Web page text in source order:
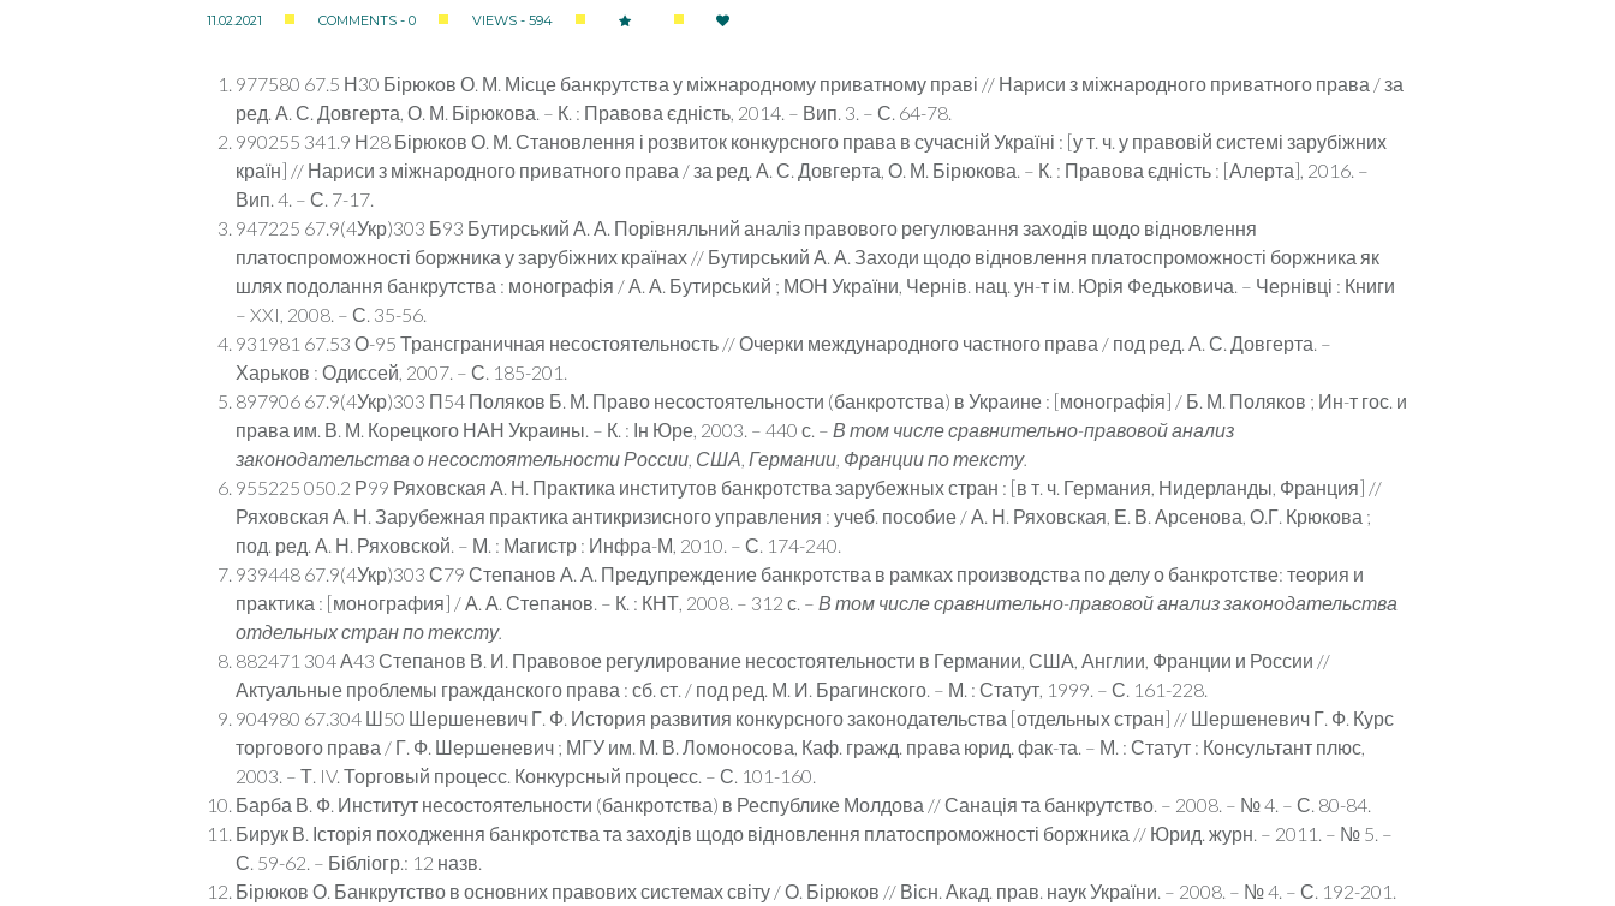
11.02.2021 COMMENTS - 0 VIEWS - 594
977580 67.5 Н30 Бірюков О. М. Місце банкрутства у міжнародному приватному праві // Нариси з міжнародного приватного права / за
ред. А. С. Довгерта, О. М. Бірюкова. – К. : Правова єдність, 2014. – Вип. 3. – С. 64-78.
990255 341.9 Н28 Бірюков О. М. Становлення і розвиток конкурсного права в сучасній Україні : [у т. ч. у правовій системі зарубіжних
країн] // Нариси з міжнародного приватного права / за ред. А. С. Довгерта, О. М. Бірюкова. – К. : Правова єдність : [Алерта], 2016. –
Вип. 4. – С. 7-17.
947225 67.9(4Укр)303 Б93 Бутирський А. А. Порівняльний аналіз правового регулювання заходів щодо відновлення
платоспроможності боржника у зарубіжних країнах // Бутирський А. А. Заходи щодо відновлення платоспроможності боржника як
шлях подолання банкрутства : монографія / А. А. Бутирський ; МОН України, Чернів. нац. ун-т ім. Юрія Федьковича. – Чернівці : Книги
– XXI, 2008. – С. 35-56.
931981 67.53 О-95 Трансграничная несостоятельность // Очерки международного частного права / под ред. А. С. Довгерта. –
Харьков : Одиссей, 2007. – С. 185-201.
897906 67.9(4Укр)303 П54 Поляков Б. М. Право несостоятельности (банкротства) в Украине : [монографія] / Б. М. Поляков ; Ин-т гос. и
права им. В. М. Корецкого НАН Украины. – К. : Ін Юре, 2003. – 440 с. – В том числе сравнительно-правовой анализ
законодательства о несостоятельности России, США, Германии, Франции по тексту.
955225 050.2 Р99 Ряховская А. Н. Практика институтов банкротства зарубежных стран : [в т. ч. Германия, Нидерланды, Франция] //
Ряховская А. Н. Зарубежная практика антикризисного управления : учеб. пособие / А. Н. Ряховская, Е. В. Арсенова, О.Г. Крюкова ;
под. ред. А. Н. Ряховской. – М. : Магистр : Инфра-М, 2010. – С. 174-240.
939448 67.9(4Укр)303 С79 Степанов А. А. Предупреждение банкротства в рамках производства по делу о банкротстве: теория и
практика : [монография] / А. А. Степанов. – К. : КНТ, 2008. – 312 с. – В том числе сравнительно-правовой анализ законодательства
отдельных странпо тексту.
882471 304 А43 Степанов В. И. Правовое регулирование несостоятельности в Германии, США, Англии, Франции и России //
Актуальные проблемы гражданского права : сб. ст. / под ред. М. И. Брагинского. – М. : Статут, 1999. – С. 161-228.
904980 67.304 Ш50 Шершеневич Г. Ф. История развития конкурсного законодательства [отдельных стран] // Шершеневич Г. Ф. Курс
торгового права / Г. Ф. Шершеневич ; МГУ им. М. В. Ломоносова, Каф. гражд. права юрид. фак-та. – М. : Статут : Консультант плюс,
2003. – Т. IV. Торговый процесс. Конкурсный процесс. – С. 101-160.
Барба В. Ф. Институт несостоятельности (банкротства) в Республике Молдова // Санація та банкрутство. – 2008. – № 4. – С. 80-84.
Бирук В. Історія походження банкротства та заходів щодо відновлення платоспроможності боржника // Юрид. журн. – 2011. – № 5. –
С. 59-62. – Бібліогр.: 12 назв.
Бірюков О. Банкрутство в основних правових системах світу / О. Бірюков // Вісн. Акад. прав. наук України. – 2008. – № 4. – С. 192-201.